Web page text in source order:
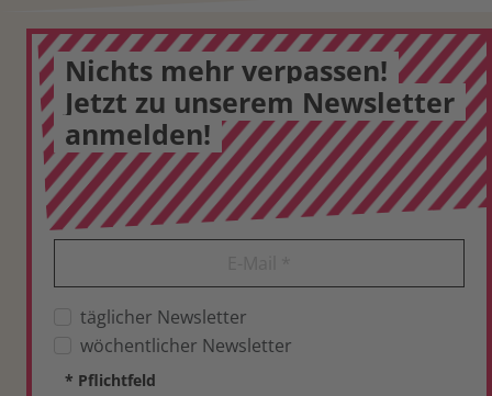
Nichts mehr verpassen!
Jetzt zu unserem Newsletter
anmelden!
täglicher Newsletter
wöchentlicher Newsletter
* Pflichtfeld